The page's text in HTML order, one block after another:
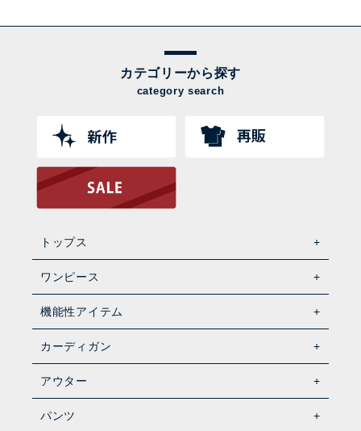
カテゴリーから探す
category search
トップス
ワンピース
機能性アイテム
カーディガン
アウター
パンツ